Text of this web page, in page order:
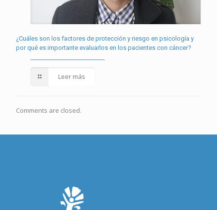
¿Cuáles son los factores de protección y riesgo en psicología y
por qué es importante evaluarlos en los pacientes con cáncer?
Leer más
Comments are closed.